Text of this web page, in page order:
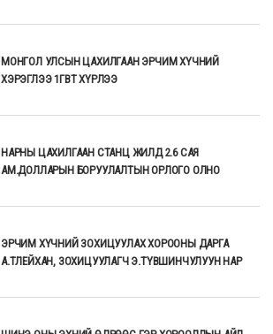
МОНГОЛ УЛСЫН ЦАХИЛГААН ЭРЧИМ ХҮЧНИЙ
ХЭРЭГЛЭЭ 1ГВТ ХҮРЛЭЭ
НАРНЫ ЦАХИЛГААН СТАНЦ ЖИЛД 2.6 САЯ
АМ.ДОЛЛАРЫН БОРУУЛАЛТЫН ОРЛОГО ОЛНО
ЭРЧИМ ХҮЧНИЙ ЗОХИЦУУЛАХ ХОРООНЫ ДАРГА
А.ТЛЕЙХАН, ЗОХИЦУУЛАГЧ Э.ТҮВШИНЧУЛУУН НАР